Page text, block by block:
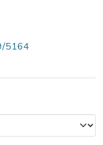
5164